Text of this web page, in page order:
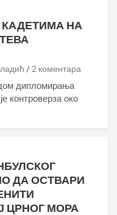
НА
2 коментара
дипломирања
контроверза око
ДА ОСТВАРИ
ЦРНОГ МОРА